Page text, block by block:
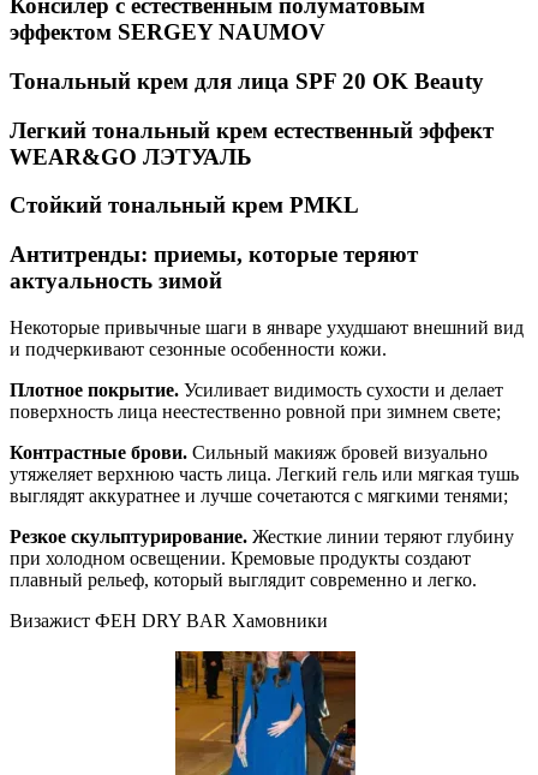
Консилер с естественным полуматовым
эффектом SERGEY NAUMOV
Тональный крем для лица SPF 20 OK Beauty
Легкий тональный крем естественный эффект
WEAR&GO ЛЭТУАЛЬ
Стойкий тональный крем PMKL
Антитренды: приемы, которые теряют
актуальность зимой
Некоторые привычные шаги в январе ухудшают внешний вид
и подчеркивают сезонные особенности кожи.
Плотное покрытие. Усиливает видимость сухости и делает
поверхность лица неестественно ровной при зимнем свете;
Контрастные брови. Сильный макияж бровей визуально
утяжеляет верхнюю часть лица. Легкий гель или мягкая тушь
выглядят аккуратнее и лучше сочетаются с мягкими тенями;
Резкое скульптурирование. Жесткие линии теряют глубину
при холодном освещении. Кремовые продукты создают
плавный рельеф, который выглядит современно и легко.
Визажист ФЕН DRY BAR Хамовники